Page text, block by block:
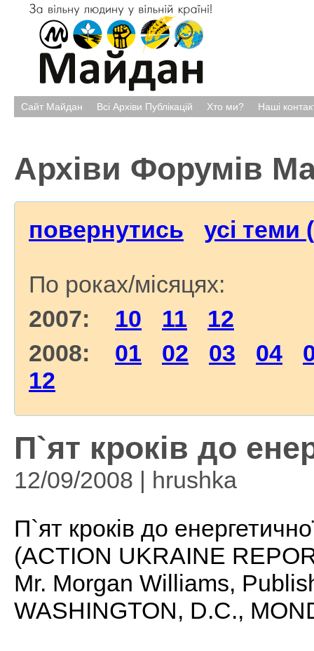
Сайт Майдан Всі Архіви Публікацій Хто ми? Наші
Архіви Форумів
повернутись усі теми
По роках/місяцях:
2007: 10 11
12
2008: 01 02 03 04
12
П`ят кроків до
12/09/2008 | hrushka
П`ят кроків до
(ACTION UKRAINE
Mr. Morgan Williams,
WASHINGTON, D.C.,